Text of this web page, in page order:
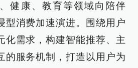
健康、教育等领域向陪伴
型消费加速演进。围绕用户
化需求，构建智能推荐、主
的服务机制，打造以用户为